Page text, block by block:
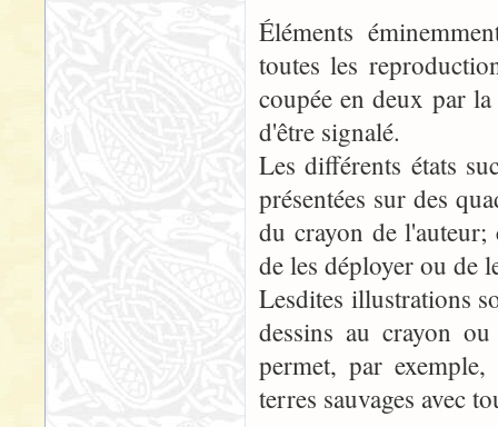
Éléments
toutes les
coupée en deux par
d'être signalé.
Les différents états
présentées sur des
du crayon de l'auteur;
de les déployer ou de
Lesdites illustrations
dessins au crayon
permet, par
terres sauvages avec